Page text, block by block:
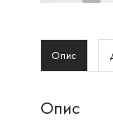
Опис
Опис